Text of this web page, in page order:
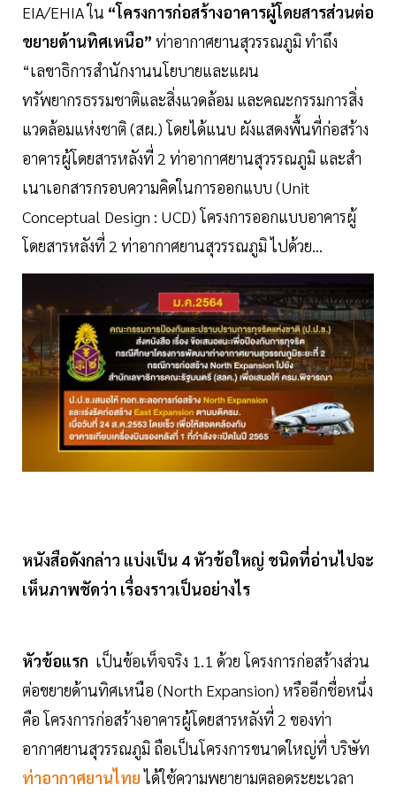
EIA/EHIA ใน “โครงการก่อสร้างอาคารผู้โดยสารส่วนต่อ
ขยายด้านทิศเหนือ” ท่าอากาศยานสุวรรณภูมิ ทำถึง
“เลขาธิการสํานักงานนโยบายและแผน
ทรัพยากรธรรมชาติและสิ่งแวดล้อม และคณะกรรมการสิ่ง
แวดล้อมแห่งชาติ (สผ.) โดยได้แนบ ผังแสดงพื้นที่ก่อสร้าง
อาคารผู้โดยสารหลังที่ 2 ท่าอากาศยานสุวรรณภูมิ และสํา
เนาเอกสารกรอบความคิดในการออกแบบ (Unit
Conceptual Design : UCD) โครงการออกแบบอาคารผู้
โดยสารหลังที่ 2 ท่าอากาศยานสุวรรณภูมิ ไปด้วย...
หนังสือดังกล่าว แบ่งเป็น 4 หัวข้อใหญ่ ชนิดที่อ่านไปจะ
เห็นภาพชัดว่า เรื่องราวเป็นอย่างไร
หัวข้อแรก เป็นข้อเท็จจริง 1.1 ด้วย โครงการก่อสร้างส่วน
ต่อขยายด้านทิศเหนือ (North Expansion) หรืออีกชื่อหนึ่ง
คือ โครงการก่อสร้างอาคารผู้โดยสารหลังที่ 2 ของท่า
อากาศยานสุวรรณภูมิ ถือเป็นโครงการขนาดใหญ่ที่ บริษัท
ท่าอากาศยานไทยได้ใช้ความพยายามตลอดระยะเวลา